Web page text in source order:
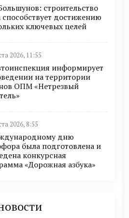
строительство
достижению
ключевых целей
2026, 11:55
информирует
на территории
ОПМ «Нетрезвый
2026, 8:55
дню
была подготовлена и
конкурсная
«Дорожная азбука»